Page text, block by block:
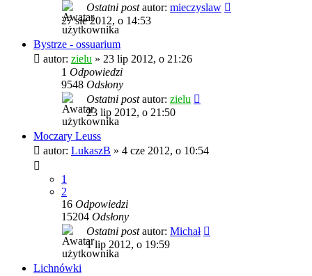
Ostatni postautor: mieczyslaw
27 sie 2012, o 14:53
Bystrze - ossuarium
autor: zielu » 23 lip 2012, o 21:26
1 Odpowiedzi
9548 Odsłony
Ostatni postautor: zielu
23 lip 2012, o 21:50
Moczary Leuss
autor: LukaszB » 4 cze 2012, o 10:54
1
2
16 Odpowiedzi
15204 Odsłony
Ostatni postautor: Michał
1 lip 2012, o 19:59
Lichnówki